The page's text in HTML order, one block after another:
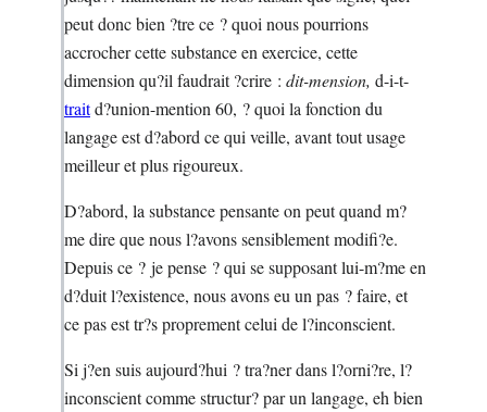
peut donc bien ?tre ce ? quoi nous pourrions
accrocher cette substance en exercice, cette
dimension qu?il faudrait ?crire : dit-mension, d-i-t-
traitd?union-mention 60, ? quoi la fonction du
langage est d?abord ce qui veille, avant tout usage
meilleur et plus rigoureux.
D?abord, la substance pensante on peut quand m?
me dire que nous l?avons sensiblement modifi?e.
Depuis ce ? je pense ? qui se supposant lui-m?me en
d?duit l?existence, nous avons eu un pas ? faire, et
ce pas est tr?s proprement celui de l?inconscient.
Si j?en suis aujourd?hui ? tra?ner dans l?orni?re, l?
inconscient comme structur? par un langage, eh bien